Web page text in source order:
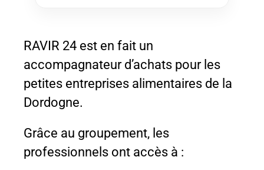
RAVIR 24 est en fait un
accompagnateur d’achats pour les
petites entreprises alimentaires de la
Dordogne.
Grâce au groupement, les
professionnels ont accès à :